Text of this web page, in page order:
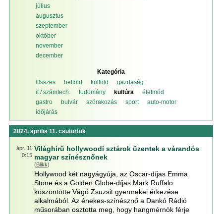
július
augusztus
szeptember
október
november
december
Kategória
Összes
belföld külföld
gazdaság
it / számtech.
tudomány kultúra
életmód
gastro
bulvár szórakozás sport
auto-motor
időjárás
2024. április 11. csütörtök
ápr. 11
0:15
Világhírű hollywoodi sztárok üzentek a várandós
magyar színésznőnek
(Blikk)
Hollywood két nagyágyúja, az Oscar-díjas Emma
Stone és a Golden Globe-díjas Mark Ruffalo
köszöntötte Vágó Zsuzsit gyermekei érkezése
alkalmából. Az énekes-színésznő a Dankó Rádió
műsorában osztotta meg, hogy hangmérnök férje